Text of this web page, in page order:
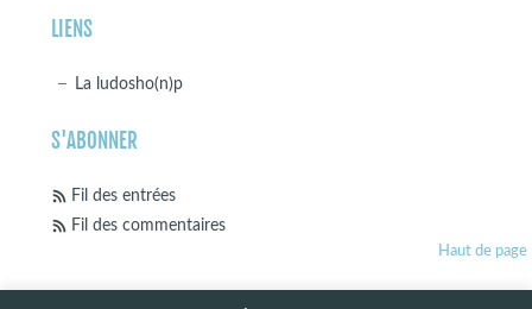
LIENS
La ludosho(n)p
S'ABONNER
Fil des entrées
Fil des commentaires
Haut de page